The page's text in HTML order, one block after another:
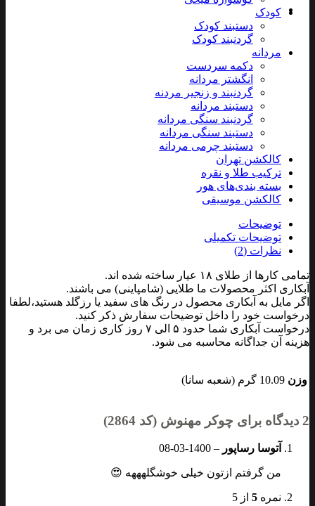
کودک
دستبند کودک
گردنبند کودک
مردانه
دکمه سردست
انگشتر مردانه
گردنبند و زنجیر مردنه
دستبند مردانه
گردنبند سنگی مردانه
دستبند سنگی مردانه
دستبند چرمی مردانه
کالکشن تهران
ترکیب طلا و نقره
بسته بندی‌های هور
کالکشن موسیقی
توضیحات
توضیحات تکمیلی
نظرات (2)
تمامی کارها از طلای ۱۸ عیار ساخته شده اند.
آبکاری اکثر محصولات ما طلایی (شامپاینی) می باشند.
اگر مایل به آبکاری محصول در رنگ های سفید یا رزگلد هستید،لطفا
درخواست خود را داخل توضیحات سفارش ذکر کنید.
درخواست آبکاری شما حدود ۵ الی ۷ روز کاری زمان می برد و
هزینه آن جداگانه محاسبه می شود.
وزن 10.09 گرم (شعبه سانا)
2 دیدگاه برای چوکر مهنوش (کد 2864)
آتوسا رساپور –
1400-03-08
من گرفتم‌ ازتون خیلی خوشگلهههه 😍
نمره 5 از 5